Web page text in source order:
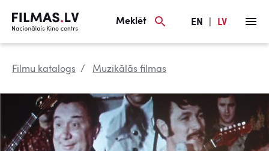
Meklēt EN LV
Filmu katalogs Muzikālās filmas